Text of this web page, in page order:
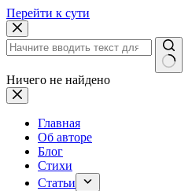
Перейти к сути
Ничего не найдено
Главная
Об авторе
Блог
Стихи
Статьи